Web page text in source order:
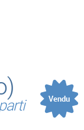
Vendu